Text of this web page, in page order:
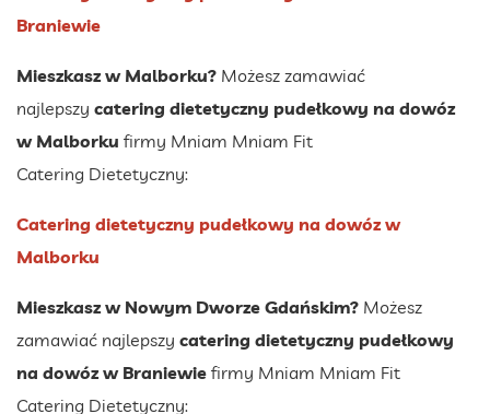
Braniewie
Mieszkasz w Malborku? Możesz zamawiać
najlepszy catering dietetyczny pudełkowy na dowóz
w Malborku firmy Mniam Mniam Fit
Catering Dietetyczny:
Catering dietetyczny pudełkowy na dowóz w
Malborku
Mieszkasz w Nowym Dworze Gdańskim? Możesz
zamawiać najlepszy catering dietetyczny pudełkowy
na dowóz w Braniewie firmy Mniam Mniam Fit
Catering Dietetyczny: